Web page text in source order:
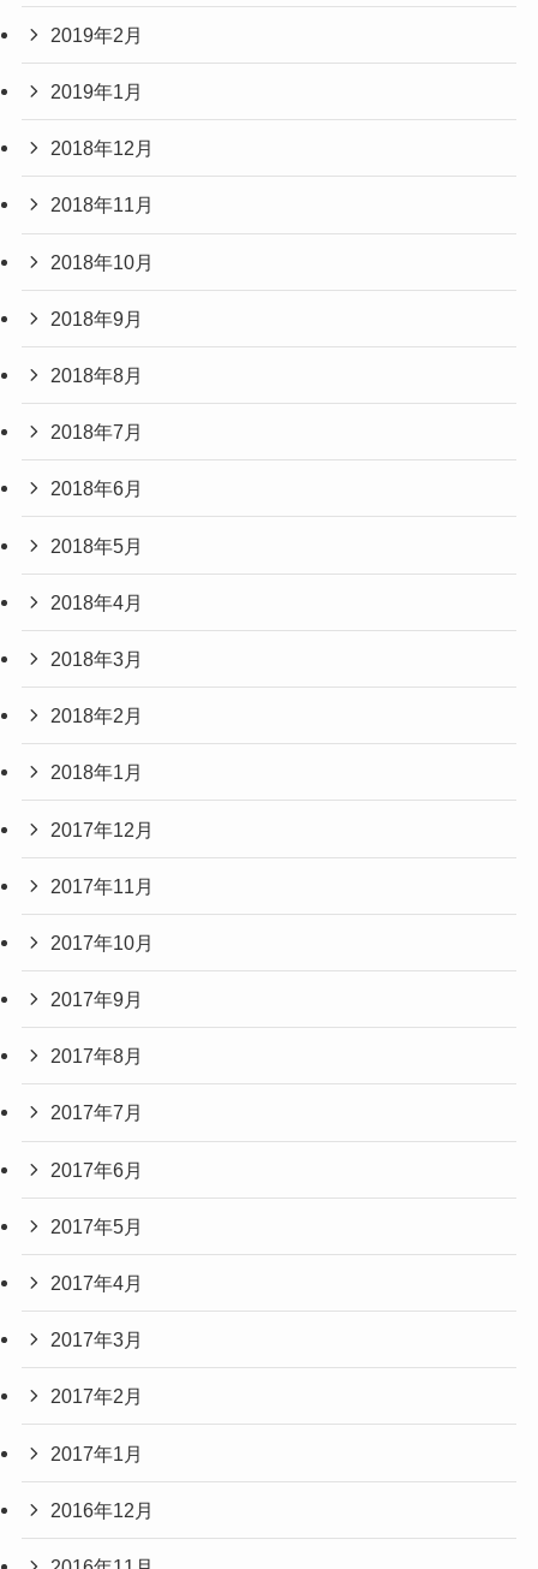
2019年2月
2019年1月
2018年12月
2018年11月
2018年10月
2018年9月
2018年8月
2018年7月
2018年6月
2018年5月
2018年4月
2018年3月
2018年2月
2018年1月
2017年12月
2017年11月
2017年10月
2017年9月
2017年8月
2017年7月
2017年6月
2017年5月
2017年4月
2017年3月
2017年2月
2017年1月
2016年12月